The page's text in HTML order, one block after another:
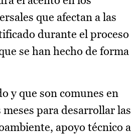
que afectan a las
durante el proceso
se han hecho de forma
y que son comunes en
para desarrollar las
apoyo técnico a